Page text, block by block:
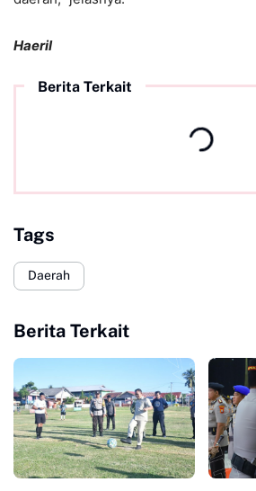
Haeril
Berita Terkait
Tags
Daerah
Berita Terkait